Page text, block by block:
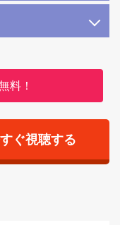
料！
ぐ視聴する